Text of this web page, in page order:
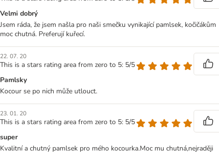
Velmi dobrý
Jsem ráda, že jsem našla pro naši smečku vynikající pamlsek, kočičákům
moc chutná. Preferují kuřecí.
22. 07. 20
This is a stars rating area from zero to 5: 5/5
Pamlsky
Kocour se po nich může utlouct.
23. 01. 20
This is a stars rating area from zero to 5: 5/5
super
Kvalitní a chutný pamlsek pro mého kocourka.Moc mu chutná,nejraději